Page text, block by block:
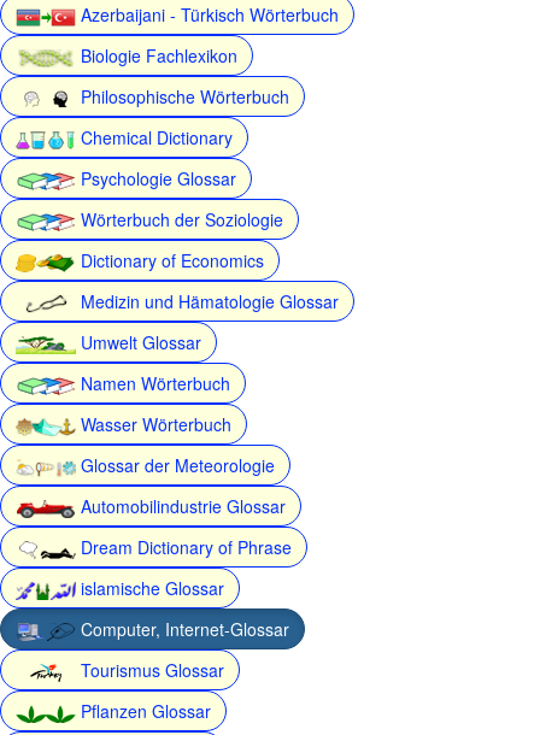
Azerbaijani - Türkisch Wörterbuch
Biologie Fachlexikon
Philosophische Wörterbuch
Chemical Dictionary
Psychologie Glossar
Wörterbuch der Soziologie
Dictionary of Economics
Medizin und Hämatologie Glossar
Umwelt Glossar
Namen Wörterbuch
Wasser Wörterbuch
Glossar der Meteorologie
Automobilindustrie Glossar
Dream Dictionary of Phrase
islamische Glossar
Computer, Internet-Glossar
Tourismus Glossar
Pflanzen Glossar